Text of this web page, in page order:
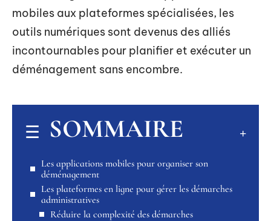
mobiles aux plateformes spécialisées, les
outils numériques sont devenus des alliés
incontournables pour planifier et exécuter un
déménagement sans encombre.
SOMMAIRE
Les applications mobiles pour organiser son
déménagement
Les plateformes en ligne pour gérer les démarches
administratives
Réduire la complexité des démarches